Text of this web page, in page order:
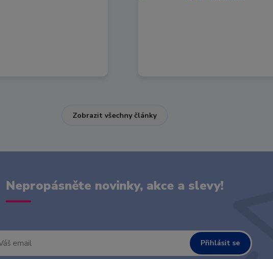
Zobrazit všechny články
Nepropásněte novinky, akce a slevy!
Přihlásit se